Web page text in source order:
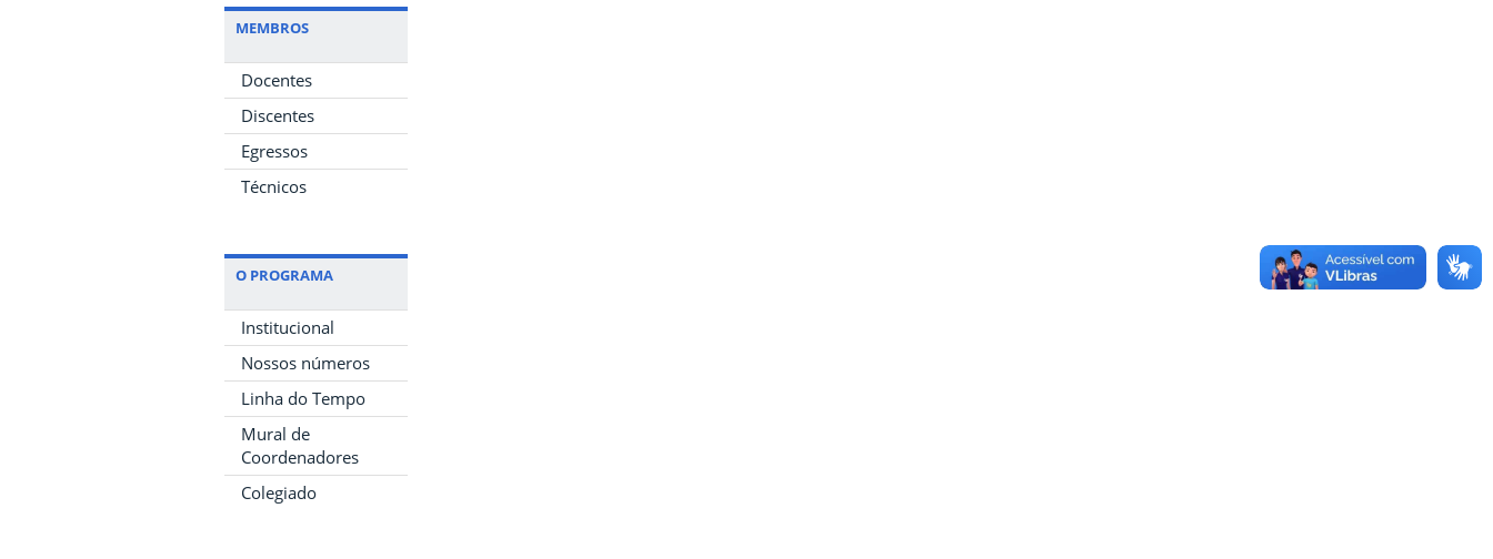
MEMBROS
Docentes
Discentes
Egressos
Técnicos
O PROGRAMA
Institucional
Nossos números
Linha do Tempo
Mural de
Coordenadores
Colegiado